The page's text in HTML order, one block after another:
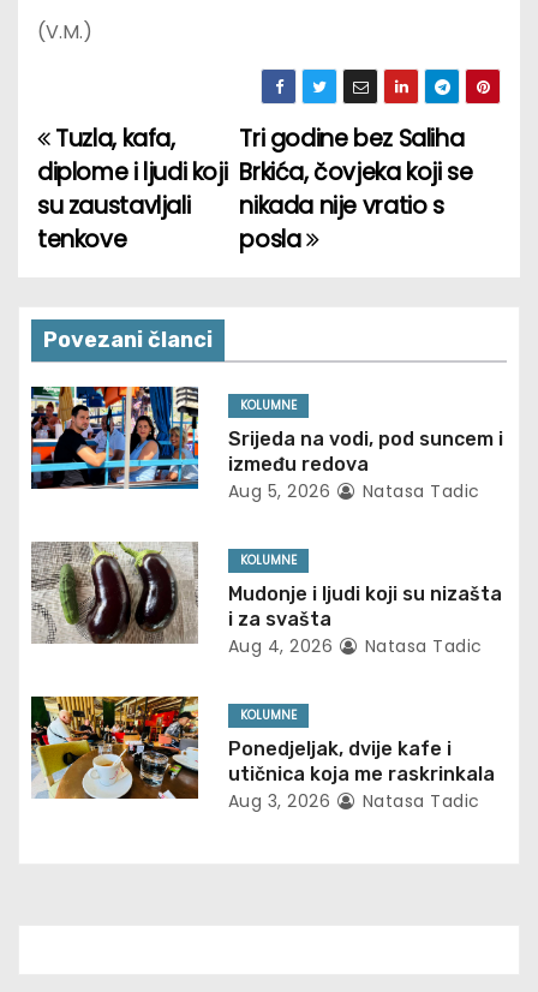
(V.M.)
P
o
s
n
a
v
i
g
a
t
i
o
n
Tri godine bez Saliha
Brkića, čovjeka koji se
nikada nije vratio s
posla
Tuzla, kafa,
diplome i ljudi koji
su zaustavljali
tenkove
Povezani članci
KOLUMNE
Srijeda na vodi, pod suncem i
između redova
Aug 5, 2026 Natasa Tadic
KOLUMNE
Mudonje i ljudi koji su nizašta
i za svašta
Aug 4, 2026 Natasa Tadic
KOLUMNE
Ponedjeljak, dvije kafe i
utičnica koja me raskrinkala
Aug 3, 2026 Natasa Tadic